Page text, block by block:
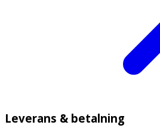
Leverans & betalning